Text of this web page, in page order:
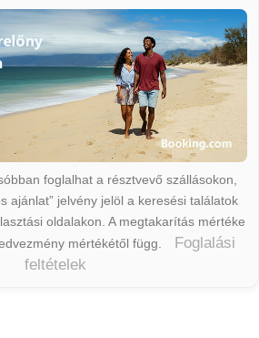
foglalhat a résztvevő szállásokon,
ajánlat” jelvény jelöl a keresési találatok
oldalakon. A megtakarítás mértéke
mértékétől függ.
Foglalási
feltételek